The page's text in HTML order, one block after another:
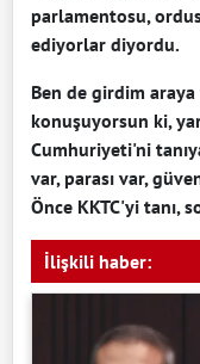
parlamentosu,
ediyorlar diyordu.
Ben de girdim
konuşuyorsun ki,
Cumhuriyeti'ni
var, parası var,
Önce KKTC'yi tanı,
İlişkili haber: